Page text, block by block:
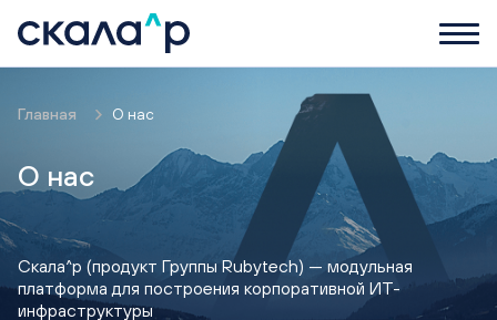
Главная О нас
О нас
Скала^р (продукт Группы Rubytech) — модульная
платформа для построения корпоративной ИТ-
инфраструктуры